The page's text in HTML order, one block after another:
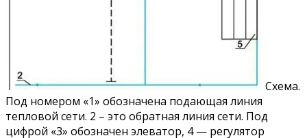
Схема.
Под номером «1» обозначена подающая линия
тепловой сети. 2 – это обратная линия сети. Под
цифрой «3» обозначен элеватор, 4 — регулятор